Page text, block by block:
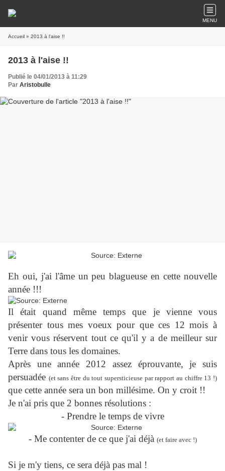
MENU
Accueil » 2013 à l'aise !!
2013 à l'aise !!
Publié le 04/01/2013 à 11:29
Par Aristobulle
Eh oui, j'ai l'âme un peu blagueuse en cette nouvelle
année !!!
Il était quand même temps que je vienne vous
présenter tous mes voeux pour que ces 12 mois à
venir vous réservent tout ce qu'il y a de meilleur sur
Terre dans tous les domaines.
Après une année 2012 assez éprouvante, je suis
persuadée (et sans être du tout supersticieuse par rapport au chiffre 13 !)
que cette année sera un bon millésime. On y croit !!
Je n'ai pris que 2 bonnes résolutions :
- Prendre le temps de vivre
- Me contenter de ce que j'ai déjà (et faire avec !)
Si je m'y tiens, ce sera déjà pas mal !